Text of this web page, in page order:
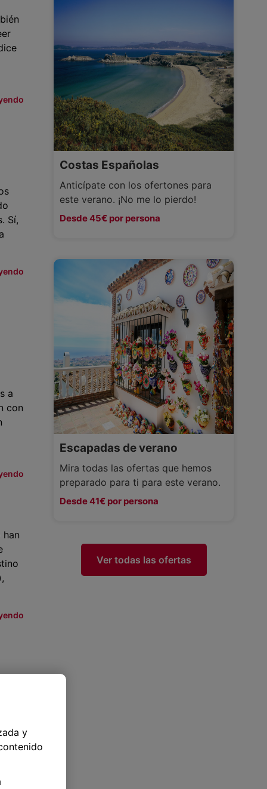
Sí,
a
con
han
Costas Españolas
Anticípate con los ofertones para
este verano. ¡No me lo pierdo!
Desde 45€ por persona
Escapadas de verano
Mira todas las ofertas que hemos
preparado para ti para este verano.
Desde 41€ por persona
Ver todas las ofertas
y